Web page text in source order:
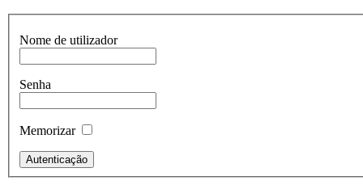
Nome de utilizador
Senha
Memorizar